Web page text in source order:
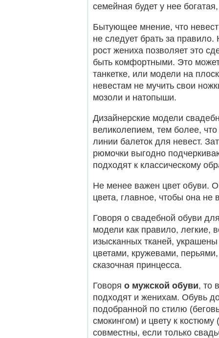
семейная будет у нее
Бытующее мнение, что
не следует брать за
рост жениха позволяет это
быть комфортными. Это
танкетке, или модели на
невестам не мучить свои
мозоли и натопыши.
Дизайнерские модели
великолепием, тем более,
линии балеток для невест.
рюмочки выгодно
подходят к классическому
Не менее важен цвет обуви.
цвета, главное, чтобы она не
Говоря о свадебной обуви
модели как правило,
изысканных тканей,
цветами, кружевами,
сказочная принцесса.
Говоря о мужской обуви, то
подходят и женихам. Обувь
подобранной по стилю
смокингом) и цвету к
совместны, если только